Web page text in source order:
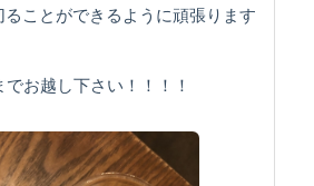
ことができるように頑張ります
お越し下さい！！！！